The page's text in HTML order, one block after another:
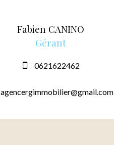
Fabien CANINO
Gérant
0621622462
agencergimmobilier@gmail.com